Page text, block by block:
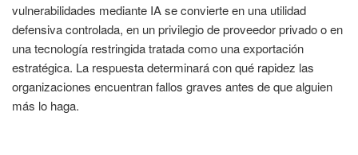
vulnerabilidades mediante IA se convierte en una utilidad
defensiva controlada, en un privilegio de proveedor privado o en
una tecnología restringida tratada como una exportación
estratégica. La respuesta determinará con qué rapidez las
organizaciones encuentran fallos graves antes de que alguien
más lo haga.